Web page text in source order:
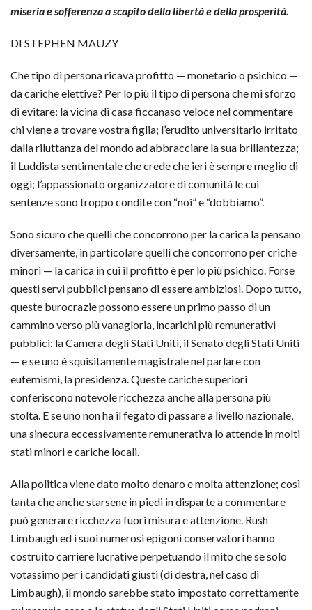
miseria e sofferenza a scapito della libertà e della prosperità.
DI STEPHEN MAUZY
Che tipo di persona ricava profitto — monetario o psichico —
da cariche elettive? Per lo più il tipo di persona che mi sforzo
di evitare: la vicina di casa ficcanaso veloce nel commentare
chi viene a trovare vostra figlia; l’erudito universitario irritato
dalla riluttanza del mondo ad abbracciare la sua brillantezza;
il Luddista sentimentale che crede che ieri è sempre meglio di
oggi; l’appassionato organizzatore di comunità le cui
sentenze sono troppo condite con “noi” e “dobbiamo”.
Sono sicuro che quelli che concorrono per la carica la pensano
diversamente, in particolare quelli che concorrono per criche
minori — la carica in cui il profitto è per lo più psichico. Forse
questi servi pubblici pensano di essere ambiziosi. Dopo tutto,
queste burocrazie possono essere un primo passo di un
cammino verso più vanagloria, incarichi più remunerativi
pubblici: la Camera degli Stati Uniti, il Senato degli Stati Uniti
— e se uno è squisitamente magistrale nel parlare con
eufemismi, la presidenza. Queste cariche superiori
conferiscono notevole ricchezza anche alla persona più
stolta. E se uno non ha il fegato di passare a livello nazionale,
una sinecura eccessivamente remunerativa lo attende in molti
stati minori e cariche locali.
Alla politica viene dato molto denaro e molta attenzione; così
tanta che anche starsene in piedi in disparte a commentare
può generare ricchezza fuori misura e attenzione. Rush
Limbaugh ed i suoi numerosi epigoni conservatori hanno
costruito carriere lucrative perpetuando il mito che se solo
votassimo per i candidati giusti (di destra, nel caso di
Limbaugh), il mondo sarebbe stato impostato correttamente